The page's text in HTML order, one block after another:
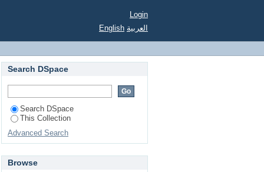
Login
English العربية
Search DSpace
Search DSpace
This Collection
Advanced Search
Browse